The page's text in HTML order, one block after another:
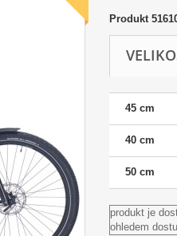
Produkt
45 cm
40 cm
50 cm
produkt je
ohledem